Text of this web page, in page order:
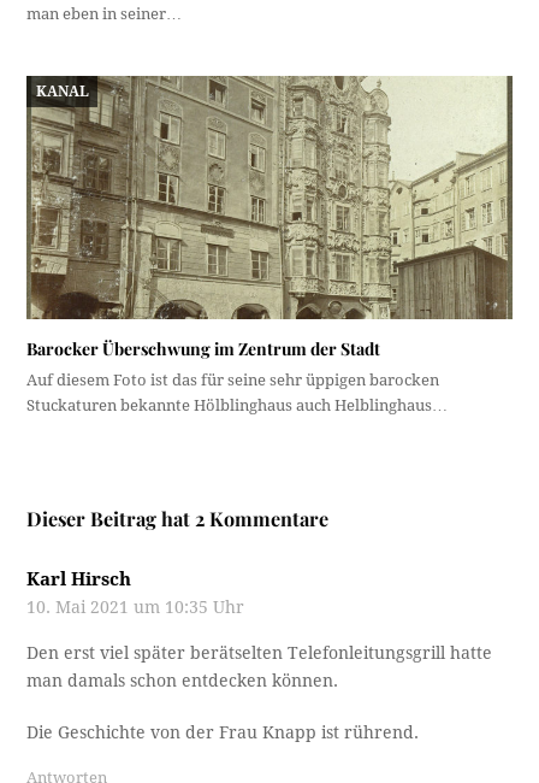
man eben in seiner…
KANAL
Barocker Überschwung im Zentrum der Stadt
Auf diesem Foto ist das für seine sehr üppigen barocken
Stuckaturen bekannte Hölblinghaus auch Helblinghaus…
Dieser Beitrag hat 2 Kommentare
Karl Hirsch
10. Mai 2021 um 10:35 Uhr
Den erst viel später berätselten Telefonleitungsgrill hatte
man damals schon entdecken können.
Die Geschichte von der Frau Knapp ist rührend.
Antworten